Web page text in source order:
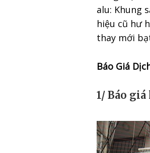
alu: Khung
hiệu cũ hư
thay mới
Báo Giá
1/Báo